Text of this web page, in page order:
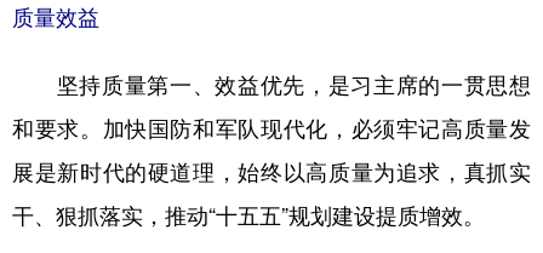
质量效益
坚持质量第一、效益优先，是习主席的一贯思想
和要求。加快国防和军队现代化，必须牢记高质量发
展是新时代的硬道理，始终以高质量为追求，真抓实
干、狠抓落实，推动“十五五”规划建设提质增效。